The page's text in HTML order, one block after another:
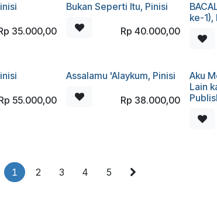
35.000,00
Bukan Seperti Itu, Pinisi
Rp 40.000,00
ke-1),
55.000,00
Assalamu 'Alaykum, Pinisi
Rp 38.000,00
Aku
Lain
1 2 3 4 5